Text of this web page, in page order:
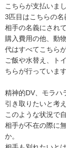
こちらが支払いまし
3匹目はこちらの名
相手の名義にされ
購入費用の他、動
代はすべてこちら
ご飯や水替え、ト
ちらが行っています
精神的DV、モラハ
引き取りたいと考
このような状況で
相手が不在の際に
か。